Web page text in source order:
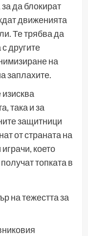
да блокират
движенията
Те трябва да
другите
на
заплахите.
така и за
защитници
от страната на
което
топката в
на тежестта за